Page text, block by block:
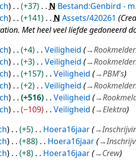
+37 N Bestand:Genbird -
+141 N Assets/420261
Met heel veel liefde gedoneerd
+4 Veiligheid →
+3 Veiligheid →
+157 Veiligheid →PBM's
+2 Veiligheid →
+516 Veiligheid →
−109 Veiligheid →Elektra
+5 Hoera16jaar →
+88 Hoera16jaar →
+8 Hoera16jaar →Crew